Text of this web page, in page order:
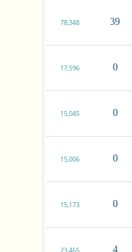
39
78,348
0
17,596
0
15,045
0
15,006
0
15,173
4